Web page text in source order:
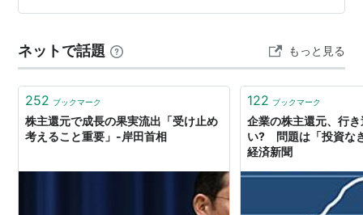
ネットで話題 もっと見る
252 ブックマーク
株主還元で成長の果実流出「受け止め
考えること重要」-岸田首相
122 ブックマーク
企業の株主還元、行
い? 問題は「投資な
経済新聞